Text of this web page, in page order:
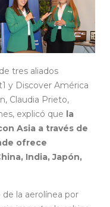
tres aliados
y Discover América
Claudia Prieto,
explicó que la
Asia a través de
ofrece
India, Japón,
la aerolínea por